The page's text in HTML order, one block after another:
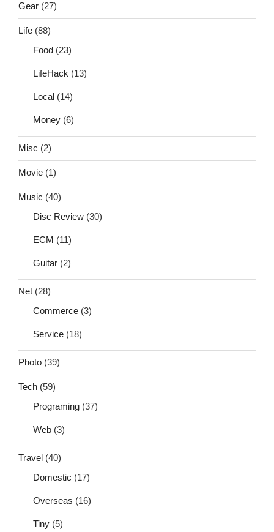
Gear (27)
Life (88)
Food (23)
LifeHack (13)
Local (14)
Money (6)
Misc (2)
Movie (1)
Music (40)
Disc Review (30)
ECM (11)
Guitar (2)
Net (28)
Commerce (3)
Service (18)
Photo (39)
Tech (59)
Programing (37)
Web (3)
Travel (40)
Domestic (17)
Overseas (16)
Tiny (5)